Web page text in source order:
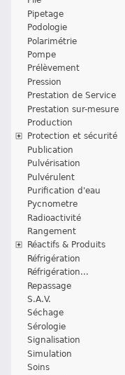
Pipetage
Podologie
Polarimétrie
Pompe
Prélèvement
Pression
Prestation de Service
Prestation sur-mesure
Production
Protection et sécurité
Publication
Pulvérisation
Pulvérulent
Purification d'eau
Pycnometre
Radioactivité
Rangement
Réactifs & Produits
Réfrigération
Réfrigération...
Repassage
S.A.V.
Séchage
Sérologie
Signalisation
Simulation
Soins